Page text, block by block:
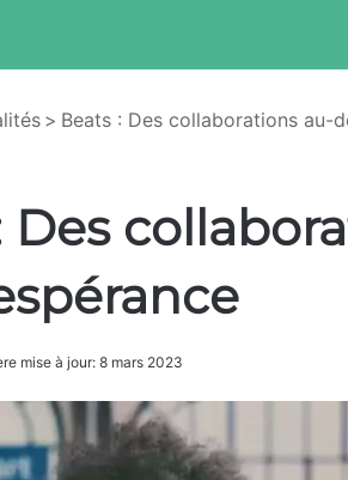
> Beats : Des collaborations au-
Des
mise à jour: 8 mars 2023